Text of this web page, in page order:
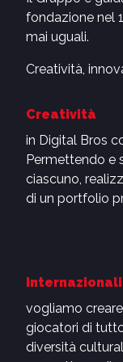
fondazione nel
mai uguali.
Creatività,
Creatività
in Digital Bros
Permettendo e
ciascuno,
di un portfolio
vogliamo
giocatori di
diversità